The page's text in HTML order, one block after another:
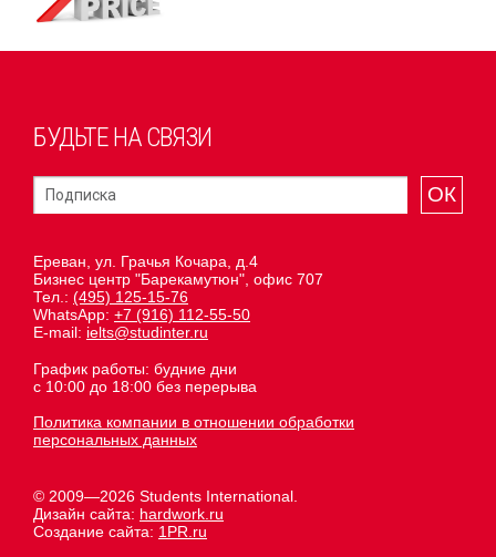
БУДЬТЕ НА СВЯЗИ
ОК
Ереван, ул. Грачья Кочара, д.4
Бизнес центр "Барекамутюн", офис 707
Тел.: (495) 125-15-76
WhatsApp: +7 (916) 112-55-50
E-mail: ielts@studinter.ru
График работы: будние дни
с 10:00 до 18:00 без перерыва
Политика компании в отношении обработки
персональных данных
© 2009—2026 Students International.
Дизайн сайта: hardwork.ru
Создание сайта: 1PR.ru